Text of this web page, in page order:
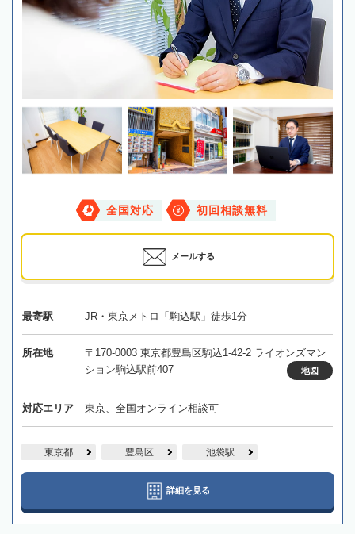
全国対応 初回相談無料
メールする
最寄駅 JR・東京メトロ「駒込駅」徒歩1分
所在地
〒170-0003 東京都豊島区駒込1-42-2 ライオンズマン
ション駒込駅前407
地図
対応エリア 東京、全国オンライン相談可
東京都 豊島区 池袋駅
詳細を見る